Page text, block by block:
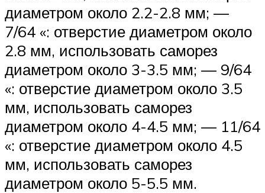
диаметром около 2.2-2.8 мм; —
7/64 «: отверстие диаметром около
2.8 мм, использовать саморез
диаметром около 3-3.5 мм; — 9/64
«: отверстие диаметром около 3.5
мм, использовать саморез
диаметром около 4-4.5 мм; — 11/64
«: отверстие диаметром около 4.5
мм, использовать саморез
диаметром около 5-5.5 мм.